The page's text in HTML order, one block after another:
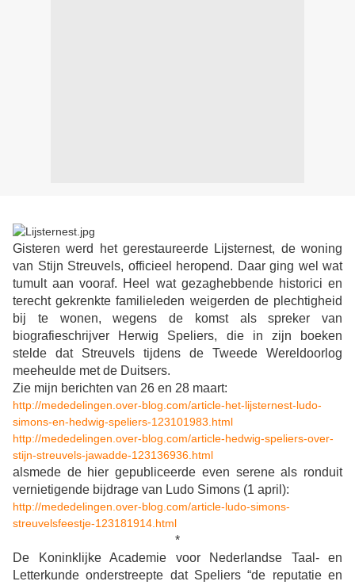
Gisteren werd het gerestaureerde Lijsternest, de woning
van Stijn Streuvels, officieel heropend. Daar ging wel wat
tumult aan vooraf. Heel wat gezaghebbende historici en
terecht gekrenkte familieleden weigerden de plechtigheid
bij te wonen, wegens de komst als spreker van
biografieschrijver Herwig Speliers, die in zijn boeken
stelde dat Streuvels tijdens de Tweede Wereldoorlog
meeheulde met de Duitsers.
Zie mijn berichten van 26 en 28 maart:
http://mededelingen.over-blog.com/article-het-lijsternest-ludo-
simons-en-hedwig-speliers-123101983.html
http://mededelingen.over-blog.com/article-hedwig-speliers-over-
stijn-streuvels-jawadde-123136936.html
alsmede de hier gepubliceerde even serene als ronduit
vernietigende bijdrage van Ludo Simons (1 april):
http://mededelingen.over-blog.com/article-ludo-simons-
streuvelsfeestje-123181914.html
*
De Koninklijke Academie voor Nederlandse Taal- en
Letterkunde onderstreepte dat Speliers “de reputatie en